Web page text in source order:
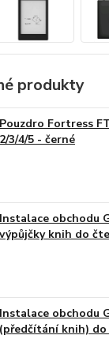
produkty
Fortress
3/4/5 - černé
obchodu
knih do
obchodu
knih)